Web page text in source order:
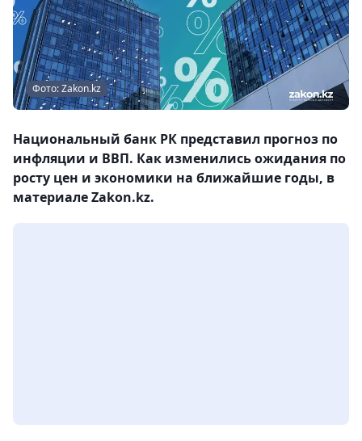
Фото: Zakon.kz
Национальный банк РК представил прогноз по
инфляции и ВВП. Как изменились ожидания по
росту цен и экономики на ближайшие годы, в
материале Zakon.kz.